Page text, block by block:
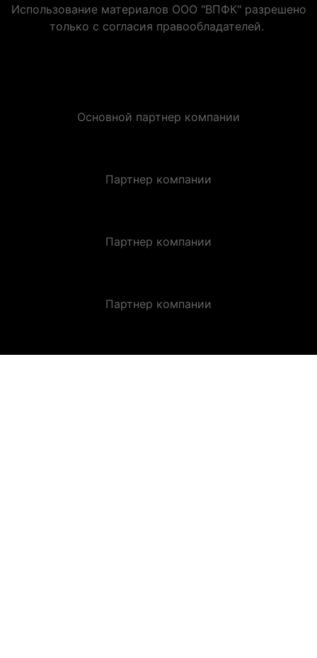
Использование материалов ООО "ВПФК" разрешено
только с согласия правообладателей.
Основной партнер компании
Партнер компании
Партнер компании
Партнер компании
ЗАКАЗАТЬ ЗВОНОК.